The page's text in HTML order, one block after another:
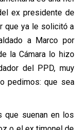
ex presidente de
que ya le solicitó a
a Marco por
la Cámara lo hizo
del PPD, muy
pedimos: que sea
que suenan en los